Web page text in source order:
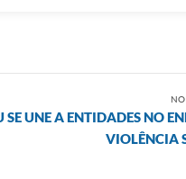
SE UNE A ENTIDADES NO
VIOLÊNCIA